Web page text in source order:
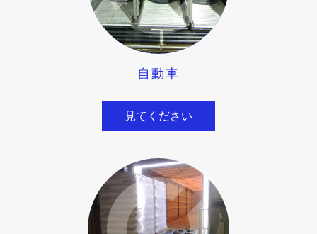
自動車
見てください